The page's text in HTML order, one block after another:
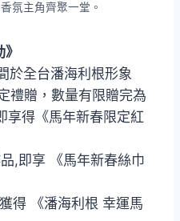
氛主角齊聚一堂。
於全台潘海利根形象
禮贈，數量有限贈完為
享得《馬年新春限定紅
,即享 《馬年新春絲巾
得 《潘海利根 幸運馬